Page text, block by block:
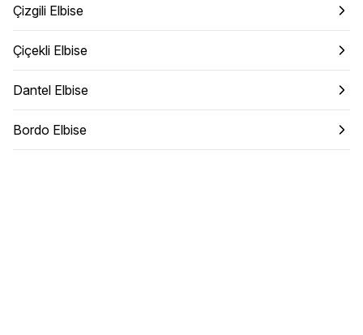
Çizgili Elbise
Çiçekli Elbise
Dantel Elbise
Bordo Elbise